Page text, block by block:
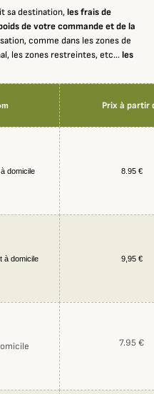
sa destination, les frais de
de votre commande et de la
comme dans les zones de
les zones restreintes, etc...les
Prix à partir
domicile 8.95 €
à domicile 9,95 €
7.95 €